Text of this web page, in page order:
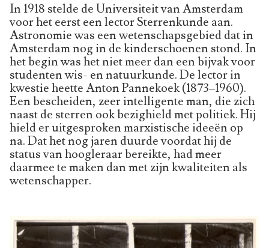
In 1918 stelde de Universiteit van Amsterdam
voor het eerst een lector Sterrenkunde aan.
Astronomie was een wetenschapsgebied dat in
Amsterdam nog in de kinderschoenen stond. In
het begin was het niet meer dan een bijvak voor
studenten wis- en natuurkunde. De lector in
kwestie heette Anton Pannekoek (1873–1960).
Een bescheiden, zeer intelligente man, die zich
naast de sterren ook bezighield met politiek. Hij
hield er uitgesproken marxistische ideeën op
na. Dat het nog jaren duurde voordat hij de
status van hoogleraar bereikte, had meer
daarmee te maken dan met zijn kwaliteiten als
wetenschapper.